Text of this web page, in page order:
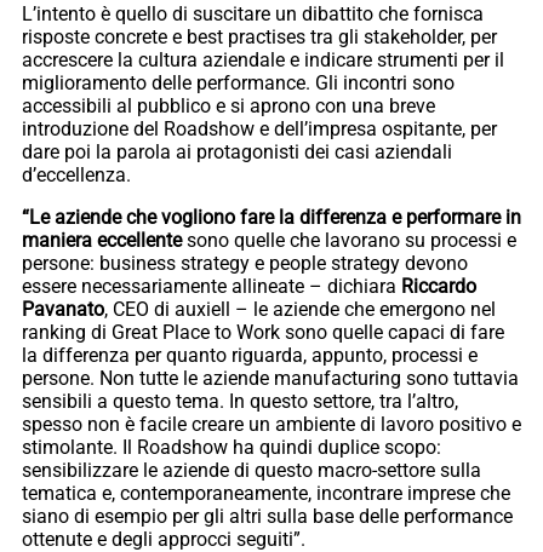
L’intento è quello di suscitare un dibattito che fornisca
risposte concrete e best practises tra gli stakeholder, per
accrescere la cultura aziendale e indicare strumenti per il
miglioramento delle performance. Gli incontri sono
accessibili al pubblico e si aprono con una breve
introduzione del Roadshow e dell’impresa ospitante, per
dare poi la parola ai protagonisti dei casi aziendali
d’eccellenza.
“Le aziende che vogliono fare la differenza e performare in
maniera eccellentesono quelle che lavorano su processi e
persone: business strategy e people strategy devono
essere necessariamente allineate – dichiara Riccardo
Pavanato, CEO di auxiell – le aziende che emergono nel
ranking di Great Place to Work sono quelle capaci di fare
la differenza per quanto riguarda, appunto, processi e
persone. Non tutte le aziende manufacturing sono tuttavia
sensibili a questo tema. In questo settore, tra l’altro,
spesso non è facile creare un ambiente di lavoro positivo e
stimolante. Il Roadshow ha quindi duplice scopo:
sensibilizzare le aziende di questo macro-settore sulla
tematica e, contemporaneamente, incontrare imprese che
siano di esempio per gli altri sulla base delle performance
ottenute e degli approcci seguiti”.